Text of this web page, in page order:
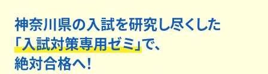
神奈川県の入試を研究し尽くした
「入試対策専用ゼミ」で、
絶対合格へ！